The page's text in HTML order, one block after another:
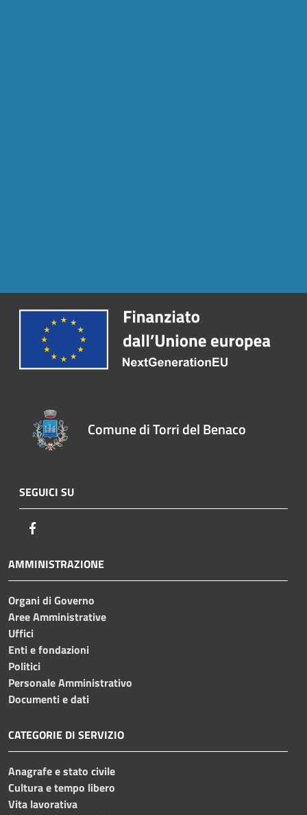
Comune di Torri del Benaco
SEGUICI SU
AMMINISTRAZIONE
Organi di Governo
Aree Amministrative
Uffici
Enti e fondazioni
Politici
Personale Amministrativo
Documenti e dati
CATEGORIE DI SERVIZIO
Anagrafe e stato civile
Cultura e tempo libero
Vita lavorativa